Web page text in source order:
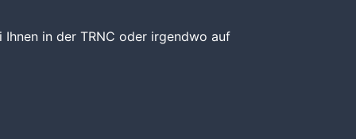
in der TRNC oder irgendwo auf